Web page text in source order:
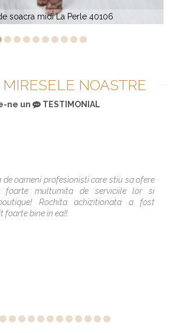
40106
NOASTRE
ne un TESTIMONIAL
de oameni profesionisti care stiu sa ofere
foarte multumita de serviciile lor si
Rochita achizitionata a fost
foarte bine in ea!!